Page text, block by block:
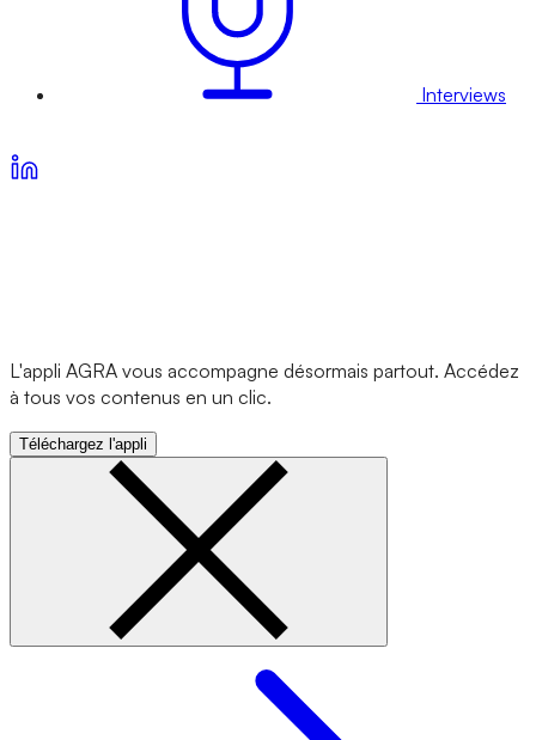
Interviews
L'appli AGRA vous accompagne désormais partout. Accédez
à tous vos contenus en un clic.
Téléchargez l'appli